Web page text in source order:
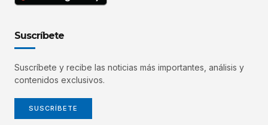
Suscríbete
Suscríbete y recibe las noticias más importantes, análisis y
contenidos exclusivos.
SUSCRÍBETE